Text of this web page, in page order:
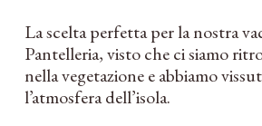
La scelta perfetta per la nostra
Pantelleria, visto che ci siamo
nella vegetazione e abbiamo
l’atmosfera dell’isola.